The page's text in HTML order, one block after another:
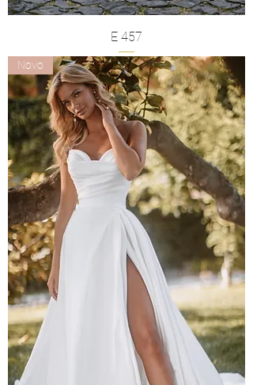
E 457
Novo